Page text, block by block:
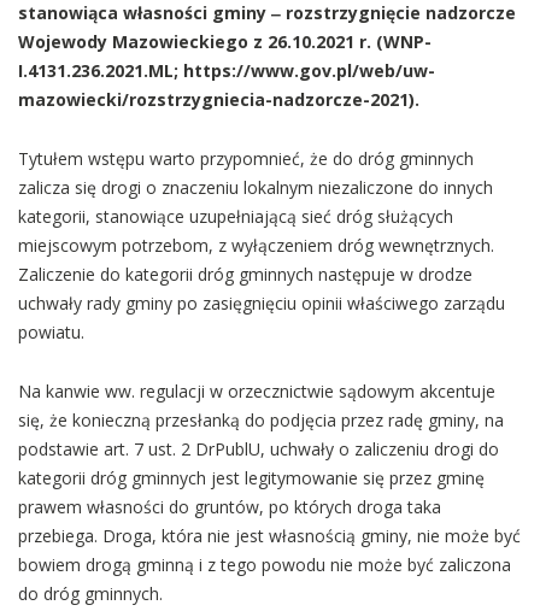
stanowiąca własności gminy ‒ rozstrzygnięcie nadzorcze
Wojewody Mazowieckiego z 26.10.2021 r. (WNP-
I.4131.236.2021.ML; https://www.gov.pl/web/uw-
mazowiecki/rozstrzygniecia-nadzorcze-2021).
Tytułem wstępu warto przypomnieć, że do dróg gminnych
zalicza się drogi o znaczeniu lokalnym niezaliczone do innych
kategorii, stanowiące uzupełniającą sieć dróg służących
miejscowym potrzebom, z wyłączeniem dróg wewnętrznych.
Zaliczenie do kategorii dróg gminnych następuje w drodze
uchwały rady gminy po zasięgnięciu opinii właściwego zarządu
powiatu.
Na kanwie ww. regulacji w orzecznictwie sądowym akcentuje
się, że konieczną przesłanką do podjęcia przez radę gminy, na
podstawie art. 7 ust. 2 DrPublU, uchwały o zaliczeniu drogi do
kategorii dróg gminnych jest legitymowanie się przez gminę
prawem własności do gruntów, po których droga taka
przebiega. Droga, która nie jest własnością gminy, nie może być
bowiem drogą gminną i z tego powodu nie może być zaliczona
do dróg gminnych.